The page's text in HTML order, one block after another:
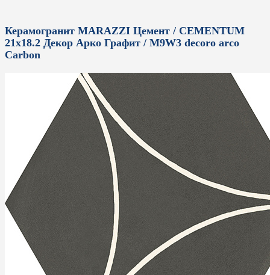
Керамогранит MARAZZI Цемент / CEMENTUM
21x18.2 Декор Арко Графит / M9W3 decoro arco
Carbon